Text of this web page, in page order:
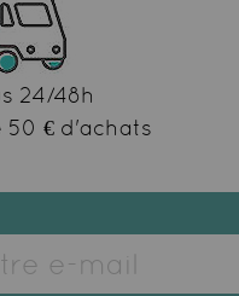
24/48h
€ d'achats